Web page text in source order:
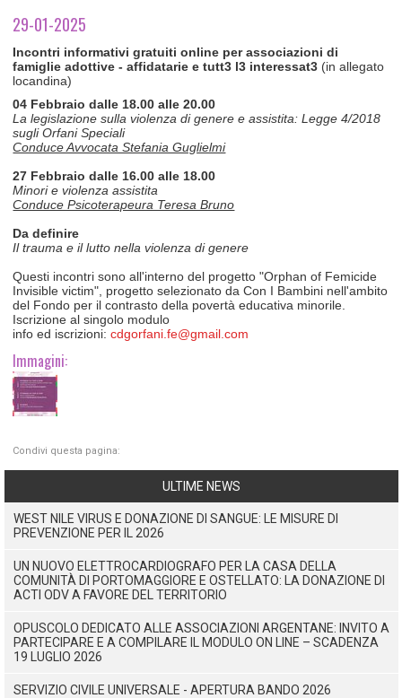
Coordinamento Provinciale Ferrarese Informagiovani
29-01-2025
Incontri informativi gratuiti online per associazioni di
famiglie adottive - affidatarie e tutt3 l3 interessat3 (in allegato
locandina)
04 Febbraio dalle 18.00 alle 20.00
La legislazione sulla violenza di genere e assistita: Legge 4/2018
sugli Orfani Speciali
Conduce Avvocata Stefania Guglielmi
27 Febbraio dalle 16.00 alle 18.00
Minori e violenza assistita
Conduce Psicoterapeura Teresa Bruno
Da definire
Il trauma e il lutto nella violenza di genere
Questi incontri sono all'interno del progetto "Orphan of Femicide
Invisible victim", progetto selezionato da Con I Bambini nell'ambito
del Fondo per il contrasto della povertà educativa minorile.
Iscrizione al singolo modulo
info ed iscrizioni:cdgorfani.fe@gmail.com
Immagini:
Condivi questa pagina:
ULTIME NEWS
WEST NILE VIRUS E DONAZIONE DI SANGUE: LE MISURE DI
PREVENZIONE PER IL 2026
UN NUOVO ELETTROCARDIOGRAFO PER LA CASA DELLA
COMUNITÀ DI PORTOMAGGIORE E OSTELLATO: LA DONAZIONE DI
ACTI ODV A FAVORE DEL TERRITORIO
OPUSCOLO DEDICATO ALLE ASSOCIAZIONI ARGENTANE: INVITO A
PARTECIPARE E A COMPILARE IL MODULO ON LINE – SCADENZA
19 LUGLIO 2026
SERVIZIO CIVILE UNIVERSALE - APERTURA BANDO 2026